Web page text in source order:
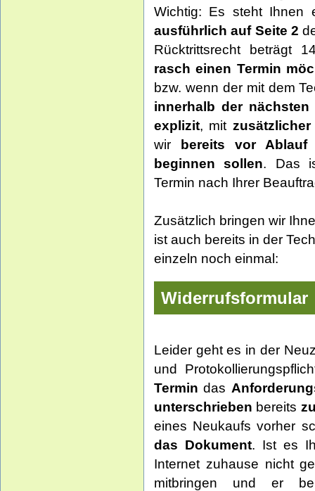
Wichtig: Es steht
ausführlich auf Seite 2
Rücktrittsrecht beträgt
rasch einen Termin
bzw. wenn der mit dem
innerhalb der nächsten
explizit, mit
wir bereits vor
beginnen sollen. Das
Termin nach Ihrer
Zusätzlich bringen wir
ist auch bereits in der
einzeln noch einmal:
Widerrufsformular
Leider geht es in der
und
Termin das
unterschrieben bereits
eines Neukaufs vorher
das Dokument. Ist es
Internet zuhause nicht
mitbringen und er